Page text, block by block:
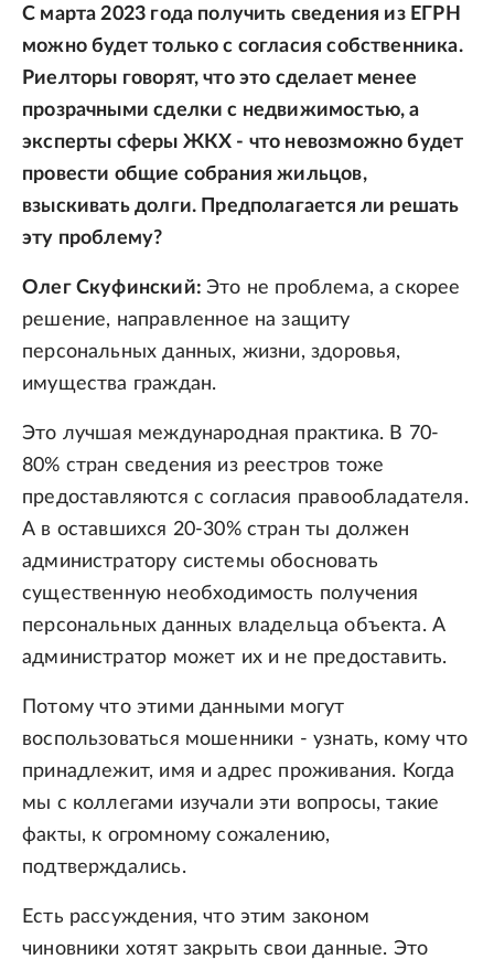
С марта 2023 года получить сведения из ЕГРН
можно будет только с согласия собственника.
Риелторы говорят, что это сделает менее
прозрачными сделки с недвижимостью, а
эксперты сферы ЖКХ - что невозможно будет
провести общие собрания жильцов,
взыскивать долги. Предполагается ли решать
эту проблему?
Олег Скуфинский:Это не проблема, а скорее
решение, направленное на защиту
персональных данных, жизни, здоровья,
имущества граждан.
Это лучшая международная практика. В 70-
80% стран сведения из реестров тоже
предоставляются с согласия правообладателя.
А в оставшихся 20-30% стран ты должен
администратору системы обосновать
существенную необходимость получения
персональных данных владельца объекта. А
администратор может их и не предоставить.
Потому что этими данными могут
воспользоваться мошенники - узнать, кому что
принадлежит, имя и адрес проживания. Когда
мы с коллегами изучали эти вопросы, такие
факты, к огромному сожалению,
подтверждались.
Есть рассуждения, что этим законом
чиновники хотят закрыть свои данные. Это